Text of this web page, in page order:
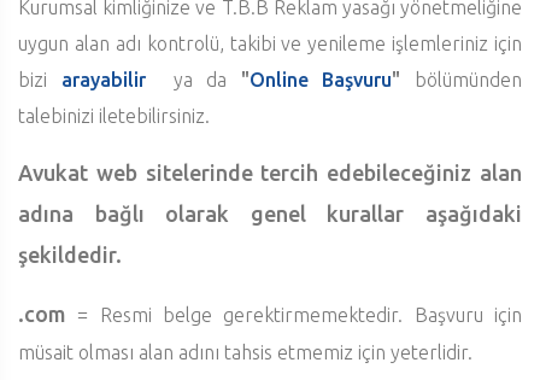
Kurumsal kimliğinize ve T.B.B Reklam yasağı yönetmeliğine
uygun alan adı kontrolü, takibi ve yenileme işlemleriniz için
bizi arayabilir ya da "Online Başvuru" bölümünden
talebinizi iletebilirsiniz.
Avukat web sitelerinde tercih edebileceğiniz alan
adına bağlı olarak genel kurallar aşağıdaki
şekildedir.
.com
= Resmi belge gerektirmemektedir. Başvuru için
müsait olması alan adını tahsis etmemiz için yeterlidir.